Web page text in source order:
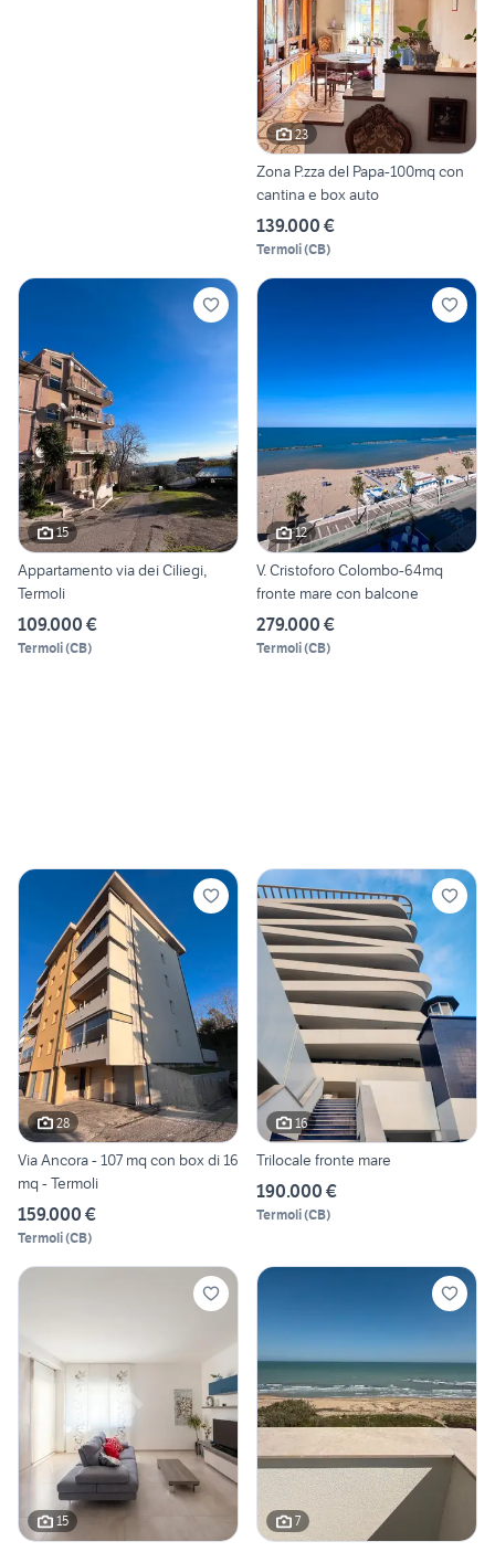
23
Zona P.zza del Papa-100mq con
cantina e box auto
139.000 €
Termoli(CB)
15
Appartamento via dei Ciliegi,
Termoli
109.000 €
Termoli(CB)
12
V. Cristoforo Colombo-64mq
fronte mare con balcone
279.000 €
Termoli(CB)
28
Via Ancora - 107 mq con box di 16
mq - Termoli
159.000 €
Termoli(CB)
16
Trilocale fronte mare
190.000 €
Termoli(CB)
15 7